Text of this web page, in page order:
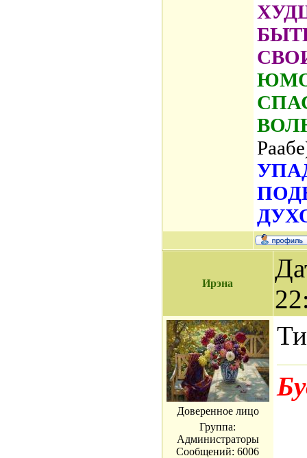
Ирэна
Доверенное лицо
Группа:
Администраторы
Сообщений:6006